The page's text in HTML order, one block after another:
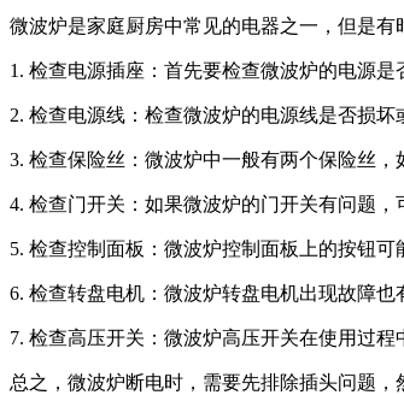
微波炉是家庭厨房中常见的电器之一，但是
1. 检查电源插座：首先要检查微波炉的电源
2. 检查电源线：检查微波炉的电源线是否损坏
3. 检查保险丝：微波炉中一般有两个保险丝
4. 检查门开关：如果微波炉的门开关有问题，
5. 检查控制面板：微波炉控制面板上的按钮
6. 检查转盘电机：微波炉转盘电机出现故障也
7. 检查高压开关：微波炉高压开关在使用过
总之，微波炉断电时，需要先排除插头问题